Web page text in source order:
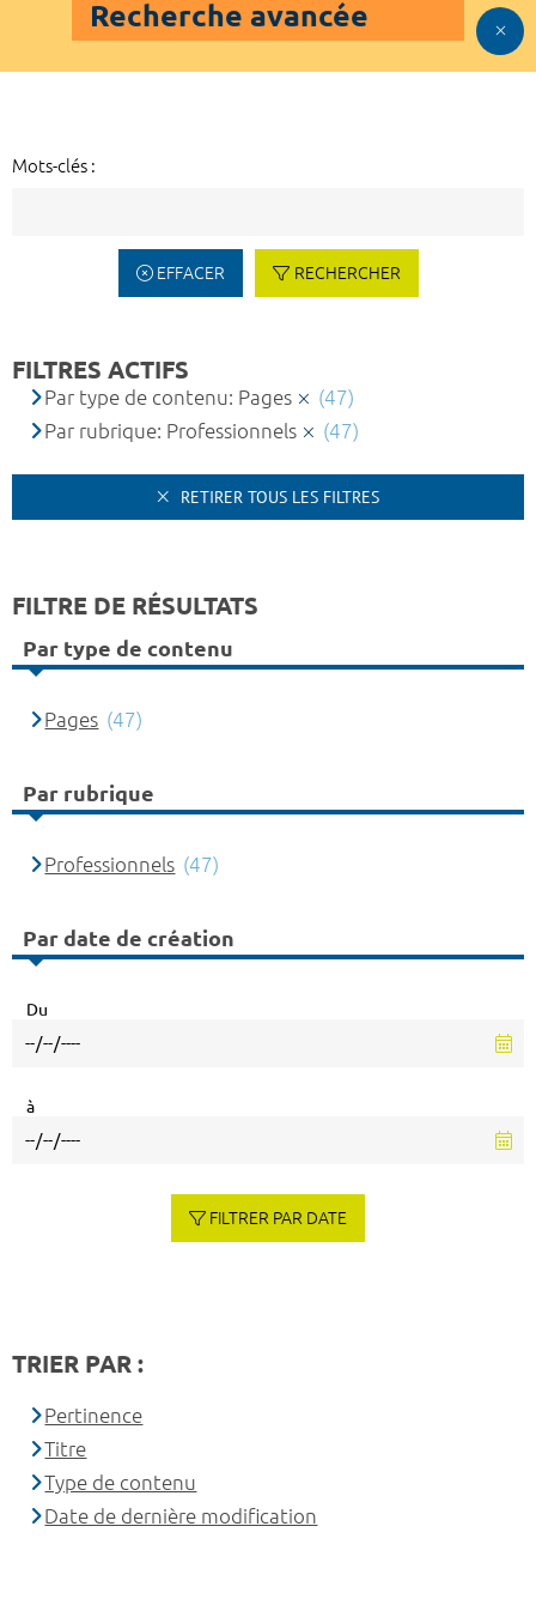
Recherche avancée
Mots-clés :
EFFACER RECHERCHER
FILTRES ACTIFS
Par type de contenu: Pages
(47)
Par rubrique: Professionnels
(47)
RETIRER TOUS LES FILTRES
FILTRE DE RÉSULTATS
Par type de contenu
Pages (47)
Par rubrique
Professionnels (47)
Par date de création
Du
à
FILTRER PAR DATE
TRIER PAR :
Pertinence
Titre
Type de contenu
Date de dernière modification